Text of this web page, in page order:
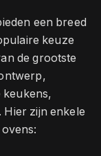
een breed
keuze
de grootste
keukens,
zijn enkele